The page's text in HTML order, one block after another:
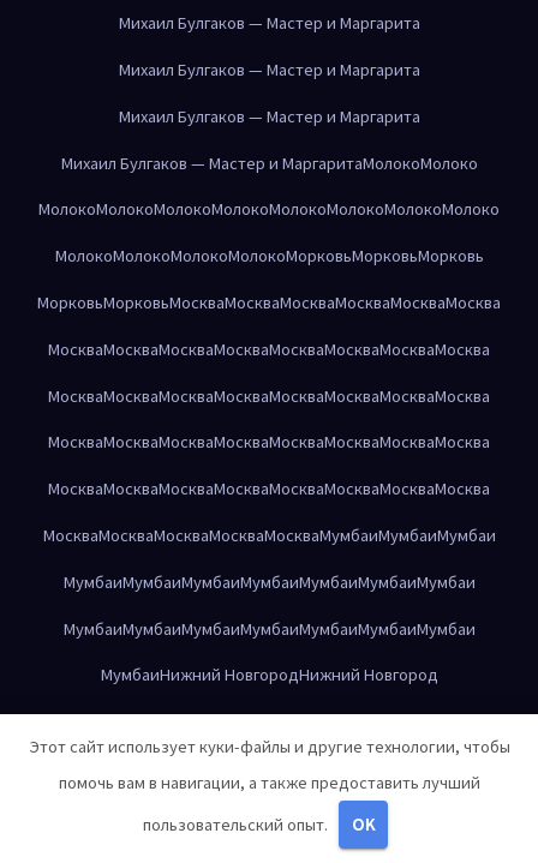
Михаил Булгаков — Мастер и Маргарита
Михаил Булгаков — Мастер и Маргарита
Михаил Булгаков — Мастер и Маргарита
Михаил Булгаков — Мастер и МаргаритаМолокоМолоко
МолокоМолокоМолокоМолокоМолокоМолокоМолокоМолоко
МолокоМолокоМолокоМолокоМорковьМорковьМорковь
МорковьМорковьМоскваМоскваМоскваМоскваМоскваМосква
МоскваМоскваМоскваМоскваМоскваМоскваМоскваМосква
МоскваМоскваМоскваМоскваМоскваМоскваМоскваМосква
МоскваМоскваМоскваМоскваМоскваМоскваМоскваМосква
МоскваМоскваМоскваМоскваМоскваМоскваМоскваМосква
МоскваМоскваМоскваМоскваМоскваМумбаиМумбаиМумбаи
МумбаиМумбаиМумбаиМумбаиМумбаиМумбаиМумбаи
МумбаиМумбаиМумбаиМумбаиМумбаиМумбаиМумбаи
МумбаиНижний НовгородНижний Новгород
Нижний НовгородНижний НовгородНижний Новгород
Нижний Новгород Нижний Новгород
Этот сайт использует куки-файлы и другие технологии, чтобы
помочь вам в навигации, а также предоставить лучший
пользовательский опыт.
OK